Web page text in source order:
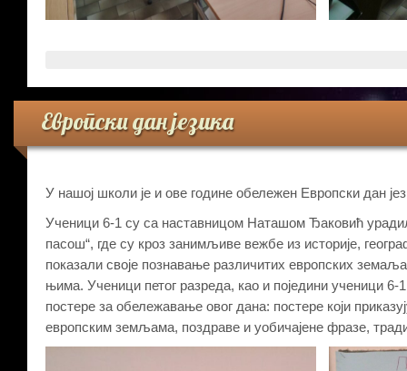
Европски дан језика
У нашој школи је и ове године обележен Европски дан
Ученици 6-1 су са наставницом Наташом Ђаковић
пасош“, где су кроз занимљиве вежбе из историје,
показали своје познавање различитих европских
њима. Ученици петог разреда, као и поједини ученици 6-
постере за обележавање овог дана: постере који
европским земљама, поздраве и уобичајене фразе,